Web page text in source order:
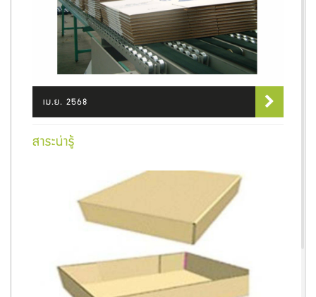
เม.ย. 2568
สาระน่ารู้